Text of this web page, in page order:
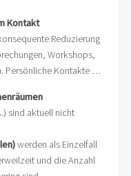
Kontakt
Reduzierung
Workshops,
Persönliche Kontakte …
sind aktuell nicht
werden als Einzelfall
und die Anzahl